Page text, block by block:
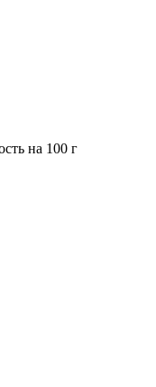
на 100 г